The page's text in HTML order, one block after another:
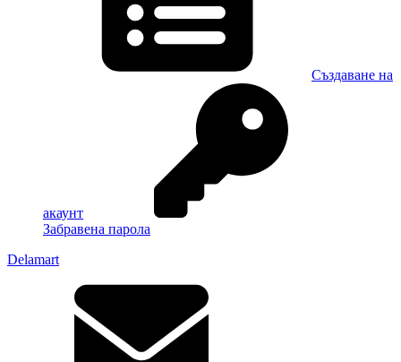
Създаване на
акаунт
Забравена парола
Delamart